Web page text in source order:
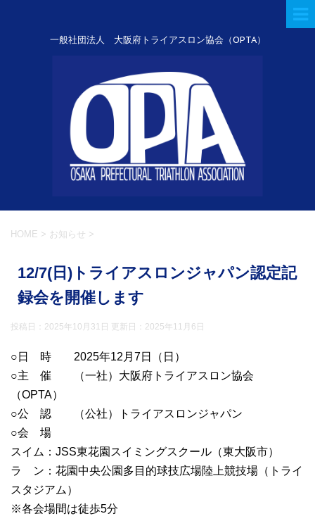
一般社団法人 大阪府トライアスロン協会（OPTA）
HOME > お知らせ >
12/7(日)トライアスロンジャパン認定記
録会を開催します
投稿日：2025年10月31日 更新日： 2025年11月6日
○日 時 2025年12月7日（日）
○主 催 （一社）大阪府トライアスロン協会
（OPTA）
○公 認 （公社）トライアスロンジャパン
○会 場
スイム：JSS東花園スイミングスクール（東大阪市）
ラ ン：花園中央公園多目的球技広場陸上競技場（トライ
スタジアム）
※各会場間は徒歩5分